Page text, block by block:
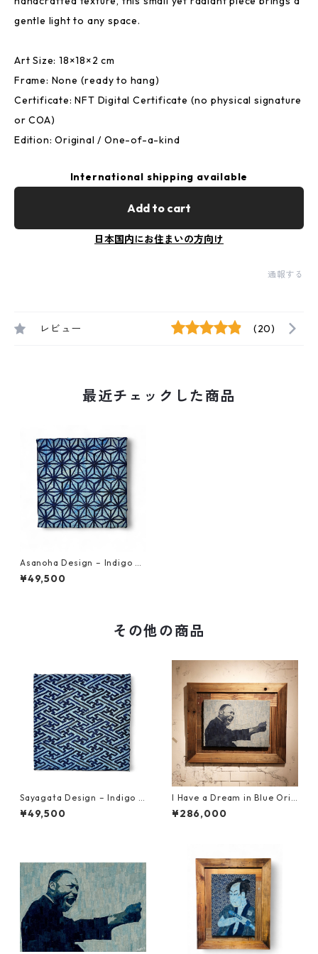
gentle light to any space.
Art Size: 18×18×2 cm
Frame: None (ready to hang)
Certificate: NFT Digital Certificate (no physical signature
or COA)
Edition: Original / One-of-a-kind
International shipping available
Add to cart
日本国内にお住まいの方向け
通報する
レビュー (20)
最近チェックした商品
Asanoha Design – Indigo R
adiance Original Artwork (N
FT Certified | One of a Kin
¥49,500
その他の商品
Sayagata Design – Indigo C
ontinuum Original Artwork
(NFT Certified | One of a Ki
¥49,500
I Have a Dream in Blue Orig
inal Artwork (NFT Certified
| One of a Kind)
¥286,000